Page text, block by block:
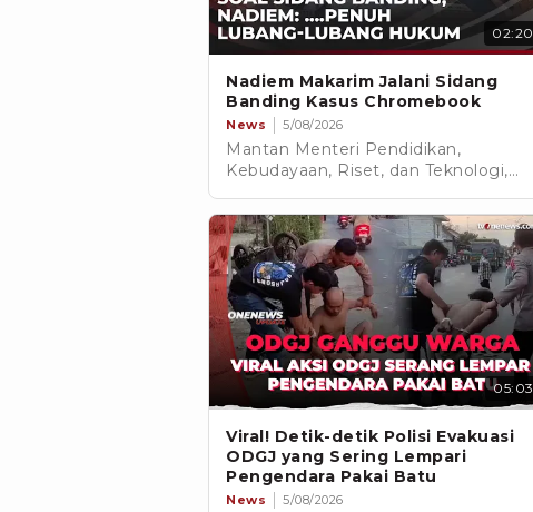
02:20
Nadiem Makarim Jalani Sidang
Banding Kasus Chromebook
News 5/08/2026
Mantan Menteri Pendidikan,
Kebudayaan, Riset, dan Teknologi,
perdana banding dalam perkara
dugaan korupsi pengadaan
Chromebook di Pengadilan Tinggi
DKI Jakarta.
05:03
Viral! Detik-detik Polisi Evakuasi
ODGJ yang Sering Lempari
Pengendara Pakai Batu
News 5/08/2026